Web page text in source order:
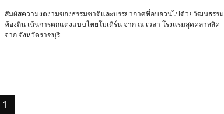
สัมผัสความงดงามของธรรมชาติและบรรยากาศที่อบอวนไปด้วยวัฒนธรรม
ท้องถิ่น เน้นการตกแต่งแบบไทยโมเดิร์น จาก ณ เวลา โรงแรมสุดคลาสสิค
จาก จังหวัดราชบุรี
1